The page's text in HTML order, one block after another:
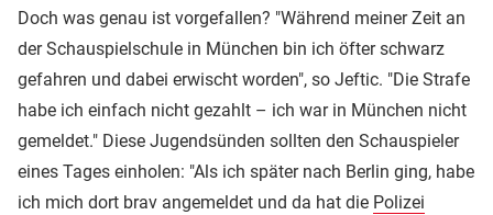
Doch was genau ist vorgefallen? "Während meiner Zeit an
der Schauspielschule in München bin ich öfter schwarz
gefahren und dabei erwischt worden", so Jeftic. "Die Strafe
habe ich einfach nicht gezahlt – ich war in München nicht
gemeldet." Diese Jugendsünden sollten den Schauspieler
eines Tages einholen: "Als ich später nach Berlin ging, habe
ich mich dort brav angemeldet und da hat die Polizei